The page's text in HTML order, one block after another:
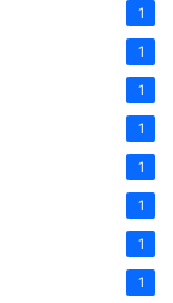
1
1
1
1
1
1
1
1